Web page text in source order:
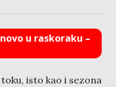
u raskoraku –
isto kao i sezona